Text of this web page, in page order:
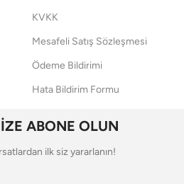
KVKK
Mesafeli Satış Sözleşmesi
Ödeme Bildirimi
Hata Bildirim Formu
ABONE OLUN
ilk siz yararlanın!